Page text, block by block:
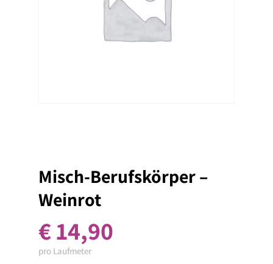
Misch-Berufskörper –
Weinrot
€14,90
pro Laufmeter